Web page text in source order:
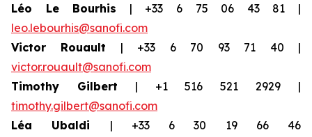
Léo Le Bourhis | +33 6 75 06 43 81 |
leo.lebourhis@sanofi.com
Victor Rouault | +33 6 70 93 71 40 |
victor.rouault@sanofi.com
Timothy Gilbert | +1 516 521 2929 |
timothy.gilbert@sanofi.com
Léa Ubaldi | +33 6 30 19 66 46